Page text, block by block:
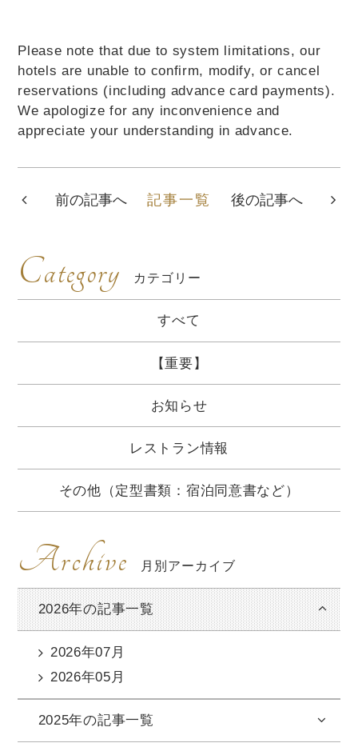
Please note that due to system limitations, our
hotels are unable to confirm, modify, or cancel
reservations (including advance card payments).
We apologize for any inconvenience and
appreciate your understanding in advance.
前の記事へ 記事一覧 後の記事へ
Category カテゴリー
すべて
【重要】
お知らせ
レストラン情報
その他（定型書類：宿泊同意書など）
Archive 月別アーカイブ
2026年の記事一覧
2026年07月
2026年05月
2025年の記事一覧